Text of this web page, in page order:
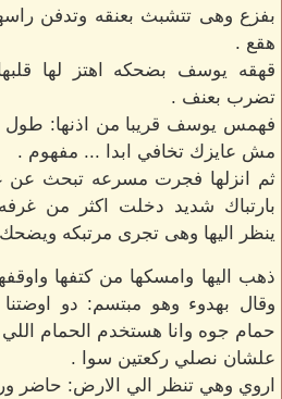
بفزع وهى تتشبث بعنقه وتدفن
هقع .
قهقه يوسف بضحكه اهتز لها
تضرب بعنف .
فهمس يوسف قريبا من اذنها: طول ما
مش عايزك تخافي ابدا ... مفهوم .
ثم انزلها فجرت مسرعه تبحث عن
بارتباك شديد دخلت اكثر من
ينظر اليها وهى تجرى مرتبكه
ذهب اليها وامسكها من كتفها
وقال بهدوء وهو مبتسم: دو
حمام جوه وانا هستخدم الحمام
علشان نصلي ركعتين سوا .
اروي وهي تنظر الي الارض: